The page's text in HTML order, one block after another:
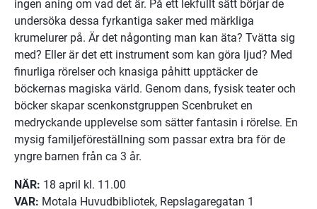
ingen aning om vad det är. På ett lekfullt sätt börjar de
undersöka dessa fyrkantiga saker med märkliga
krumelurer på. Är det någonting man kan äta? Tvätta sig
med? Eller är det ett instrument som kan göra ljud? Med
finurliga rörelser och knasiga påhitt upptäcker de
böckernas magiska värld. Genom dans, fysisk teater och
böcker skapar scenkonstgruppen Scenbruket en
medryckande upplevelse som sätter fantasin i rörelse. En
mysig familjeföreställning som passar extra bra för de
yngre barnen från ca 3 år.
NÄR: 18 april kl. 11.00
VAR: Motala Huvudbibliotek, Repslagaregatan 1